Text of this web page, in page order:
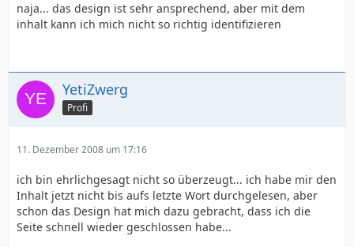
naja... das design ist sehr ansprechend, aber mit dem
inhalt kann ich mich nicht so richtig identifizieren
YetiZwerg
Profi
11. Dezember 2008 um 17:16
ich bin ehrlichgesagt nicht so überzeugt... ich habe mir den
Inhalt jetzt nicht bis aufs letzte Wort durchgelesen, aber
schon das Design hat mich dazu gebracht, dass ich die
Seite schnell wieder geschlossen habe...